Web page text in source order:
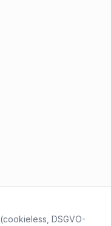
(cookieless, DSGVO-